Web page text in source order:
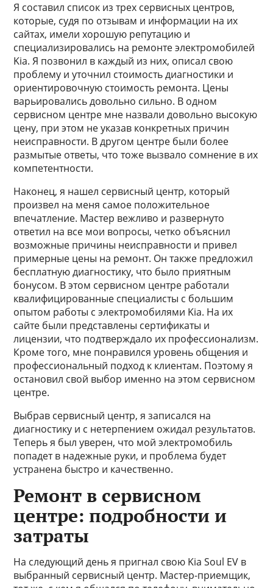
Я составил список из трех сервисных центров,
которые, судя по отзывам и информации на их
сайтах, имели хорошую репутацию и
специализировались на ремонте электромобилей
Kia. Я позвонил в каждый из них, описал свою
проблему и уточнил стоимость диагностики и
ориентировочную стоимость ремонта. Цены
варьировались довольно сильно. В одном
сервисном центре мне назвали довольно высокую
цену, при этом не указав конкретных причин
неисправности. В другом центре были более
размытые ответы, что тоже вызвало сомнение в их
компетентности.
Наконец, я нашел сервисный центр, который
произвел на меня самое положительное
впечатление. Мастер вежливо и развернуто
ответил на все мои вопросы, четко объяснил
возможные причины неисправности и привел
примерные цены на ремонт. Он также предложил
бесплатную диагностику, что было приятным
бонусом. В этом сервисном центре работали
квалифицированные специалисты с большим
опытом работы с электромобилями Kia. На их
сайте были представлены сертификаты и
лицензии, что подтверждало их профессионализм.
Кроме того, мне понравился уровень общения и
профессиональный подход к клиентам. Поэтому я
остановил свой выбор именно на этом сервисном
центре.
Выбрав сервисный центр, я записался на
диагностику и с нетерпением ожидал результатов.
Теперь я был уверен, что мой электромобиль
попадет в надежные руки, и проблема будет
устранена быстро и качественно.
Ремонт в сервисном
центре: подробности и
затраты
На следующий день я пригнал свою Kia Soul EV в
выбранный сервисный центр. Мастер-приемщик,